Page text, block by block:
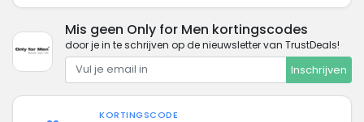
Mis geen Only for Men kortingscodes
door je in te schrijven op de nieuwsletter van TrustDeals!
Inschrijven
KORTINGSCODE